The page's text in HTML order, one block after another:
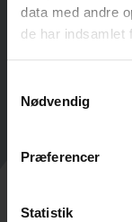
data med andre
de har indsamlet
Nødvendig
Præferencer
Statistik